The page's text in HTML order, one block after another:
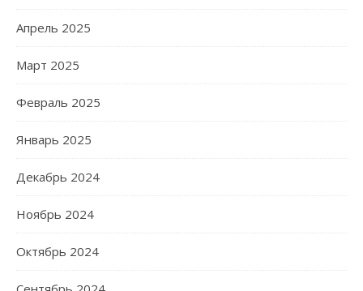
Апрель 2025
Март 2025
Февраль 2025
Январь 2025
Декабрь 2024
Ноябрь 2024
Октябрь 2024